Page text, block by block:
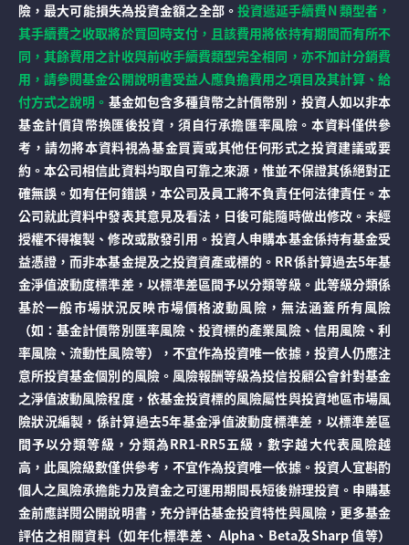
險，最大可能損失為投資金額之全部。 投資遞延手續費N 類型者，
其手續費之收取將於買回時支付，且該費用將依持有期間而有所不
同，其餘費用之計收與前收手續費類型完全相同，亦不加計分銷費
用，請參閱基金公開說明書受益人應負擔費用之項目及其計算、給
付方式之說明。 基金如包含多種貨幣之計價幣別，投資人如以非本
基金計價貨幣換匯後投資，須自行承擔匯率風險。本資料僅供參
考，請勿將本資料視為基金買賣或其他任何形式之投資建議或要
約。本公司相信此資料均取自可靠之來源，惟並不保證其係絕對正
確無誤。如有任何錯誤，本公司及員工將不負責任何法律責任。本
公司就此資料中發表其意見及看法，日後可能隨時做出修改。未經
授權不得複製、修改或散發引用。投資人申購本基金係持有基金受
益憑證，而非本基金提及之投資資產或標的。RR係計算過去5年基
金淨值波動度標準差，以標準差區間予以分類等級。此等級分類係
基於一般市場狀況反映市場價格波動風險，無法涵蓋所有風險
（如：基金計價幣別匯率風險、投資標的產業風險、信用風險、利
率風險、流動性風險等），不宜作為投資唯一依據，投資人仍應注
意所投資基金個別的風險。風險報酬等級為投信投顧公會針對基金
之淨值波動風險程度，依基金投資標的風險屬性與投資地區市場風
險狀況編製，係計算過去5年基金淨值波動度標準差，以標準差區
間予以分類等級，分類為RR1-RR5五級，數字越大代表風險越
高，此風險級數僅供參考，不宜作為投資唯一依據。投資人宜斟酌
個人之風險承擔能力及資金之可運用期間長短後辦理投資。申購基
金前應詳閱公開說明書，充分評估基金投資特性與風險，更多基金
評估之相關資料（如年化標準差、 Alpha、Beta及Sharp 值等）